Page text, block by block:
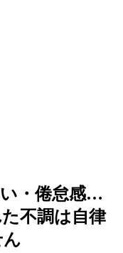
い・倦怠感…
不調は自律